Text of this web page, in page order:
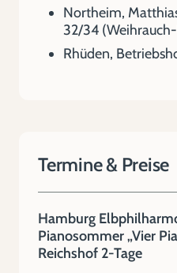
Northeim,
32/34
Rhüden,
Termine & Preise
Hamburg
Pianosommer „Vier
Reichshof 2-Tage